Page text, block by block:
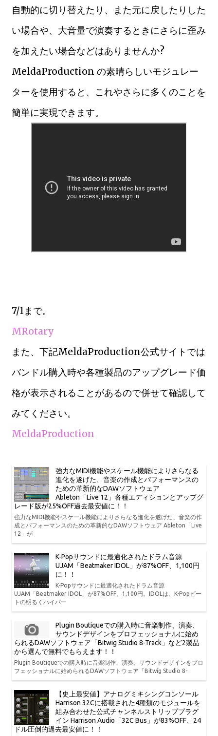
自動的に切り替えたり、また元に戻したりした
い場合や、大音量で演奏するときにさらに歪み
を加えたい場合などはありませんか?
MeldaProduction の素晴らしいモジュレー
ターを使用すると、これやさらに多くのことを
簡単に実現できます。
7/1まで。
MRotary
また、下記MeldaProduction公式サイトでは
バンドル購入時や各種製品のアップグレード価
格が表示されることがあるので併せて確認して
みてください。
MeldaProduction
強力なMIDI機能やスケール機能によりさらなる
進化を遂げた、音楽の作成とパフォーマンスの
ための革新的なDAWソフトウェア
Ableton「Live 12」各種エディションとアップグ
レード版が25%OFF過去最安値に！！
強力なMIDI機能やスケール機能によりさらなる進化を遂げた、音楽の作
成とパフォーマンスのための革新的なDAWソフトウェア Ableton「Live
12」が
K-Popサウンドに最適化されたドラム音源
UJAM「Beatmaker IDOL」が87%OFF、1,100円
に！！
K-Popサウンドに最適化されたドラム音源
UJAM「Beatmaker IDOL」が87%OFF、1,100円。IDOLは、K-Popビー
トの明るくハイパー
Plugin Boutiqueでの購入時に音楽制作、演奏、
サウンドデザインをプロフェッショナルに始め
られるDAWソフトウェア「Bitwig Studio 8-Track」など2製品
から選んで無料でもらえます！！
Plugin Boutiqueでの購入時に音楽制作、演奏、サウンドデザインをプロ
フェッショナルに始められるDAWソフトウェア「Bitwig Studio 8-
【史上最安値】アナログミキシングコンソール
Harrison 32Cに搭載された4種類のモジュールを
組み合わせた公式チャンネルストリッププラグ
イン Harrison Audio「32C Bus」が83%OFF、24
ドル圧倒的過去最安値に！！